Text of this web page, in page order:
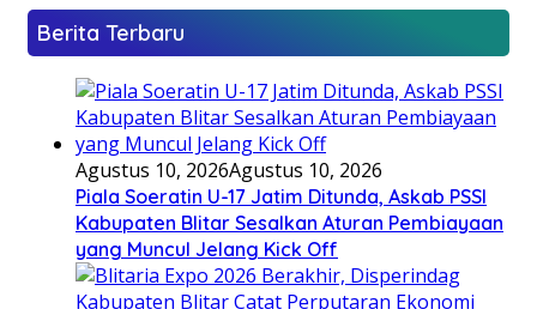
Berita Terbaru
Agustus 10, 2026Agustus 10, 2026
Piala Soeratin U-17 Jatim Ditunda, Askab PSSI
Kabupaten Blitar Sesalkan Aturan Pembiayaan
yang Muncul Jelang Kick Off